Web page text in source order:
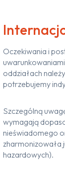
Oczekiwania i
oddziałach
potrzebujemy
Szczególną
wymagają
nieświadomego
zharmonizowała
hazardowych).